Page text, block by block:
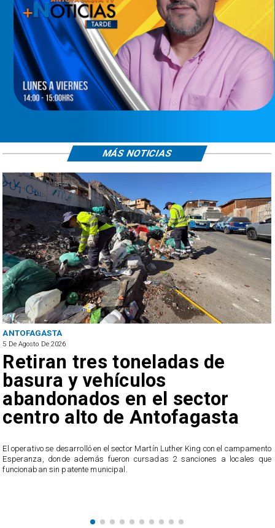
ANTOFAGASTA
5 De Agosto De 2026
Retiran tres toneladas de
basura y vehículos
abandonados en el sector
centro alto de Antofagasta
​El operativo se desarrolló en el sector Martín Luther King con el campamento
Esperanza, donde además fueron cursadas 2 sanciones a locales que
funcionaban sin patente municipal.
MÁS NOTICIAS